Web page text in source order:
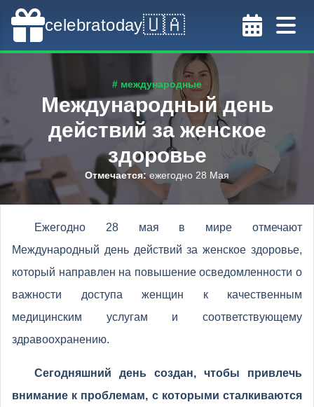
celebratoday🇺🇦
# международные
Международный день
действий за женское
здоровье
Отмечается:ежегодно 28 Мая
Ежегодно 28 мая в мире отмечают
Международный день действий за женское здоровье,
который направлен на повышение осведомленности о
важности доступа женщин к качественным
медицинским услугам и соответствующему
здравоохранению.
Сегодняшний день создан, чтобы привлечь
внимание к проблемам, с которыми сталкиваются